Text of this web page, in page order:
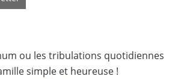
ou les tribulations quotidiennes
simple et heureuse !